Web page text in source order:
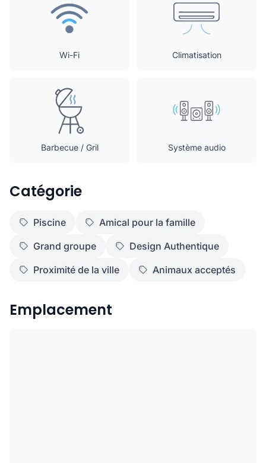
Wi-Fi Climatisation
Barbecue / Gril Système audio
Catégorie
Piscine
Amical pour la famille
Grand groupe
Design Authentique
Proximité de la ville
Animaux acceptés
Emplacement